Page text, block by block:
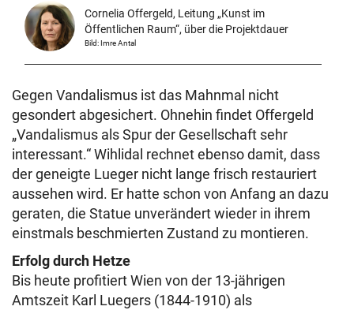
Cornelia Offergeld, Leitung „Kunst im
Öffentlichen Raum“, über die Projektdauer
Bild: Imre Antal
Gegen Vandalismus ist das Mahnmal nicht
gesondert abgesichert. Ohnehin findet Offergeld
„Vandalismus als Spur der Gesellschaft sehr
interessant.“ Wihlidal rechnet ebenso damit, dass
der geneigte Lueger nicht lange frisch restauriert
aussehen wird. Er hatte schon von Anfang an dazu
geraten, die Statue unverändert wieder in ihrem
einstmals beschmierten Zustand zu montieren.
Erfolg durch Hetze
Bis heute profitiert Wien von der 13-jährigen
Amtszeit Karl Luegers (1844-1910) als